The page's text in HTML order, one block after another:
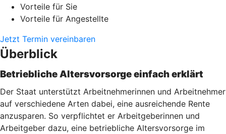
Vorteile für Sie
Vorteile für Angestellte
Jetzt Termin vereinbaren
Überblick
Betriebliche Altersvorsorge einfach erklärt
Der Staat unterstützt Arbeitnehmerinnen und Arbeitnehmer
auf verschiedene Arten dabei, eine ausreichende Rente
anzusparen. So verpflichtet er Arbeitgeberinnen und
Arbeitgeber dazu, eine betriebliche Altersvorsorge im